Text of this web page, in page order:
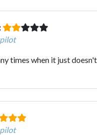
times when it just